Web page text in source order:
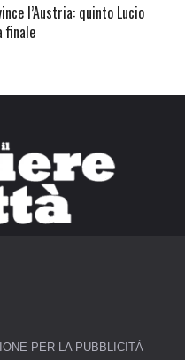
l’Austria: quinto Lucio
finale
PER LA PUBBLICITÀ